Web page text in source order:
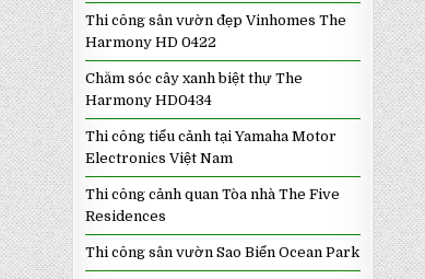
Thi công sân vườn đẹp Vinhomes The
Harmony HD 0422
Chăm sóc cây xanh biệt thự The
Harmony HD0434
Thi công tiểu cảnh tại Yamaha Motor
Electronics Việt Nam
Thi công cảnh quan Tòa nhà The Five
Residences
Thi công sân vườn Sao Biển Ocean Park